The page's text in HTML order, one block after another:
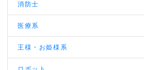
消防士
医療系
王様・お姫様系